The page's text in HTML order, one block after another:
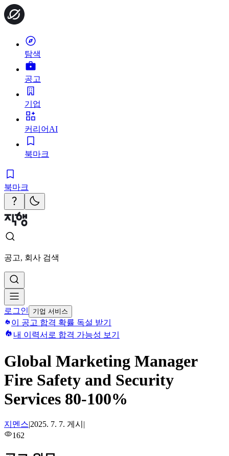
탐색
공고
기업
커리어AI
북마크
북마크
공고, 회사 검색
로그인 기업 서비스
이 공고 합격 확률 독설 받기
내 이력서로 합격 가능성 보기
Global Marketing Manager
Fire Safety and Security
Services 80-100%
지멘스|2025. 7. 7. 게시 |
162